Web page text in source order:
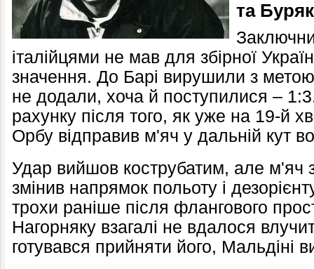
та
італійцями не мав для збірної
значення. До Барі вирушили з
не додали, хоча й поступилися –
рахунку після того, як уже на 19-й
Орбу відправив м'яч у дальній кут
Удар вийшов кострубатим, але м'яч
змінив напрямок польоту і
трохи раніше після флангового
Нагорняку взагалі не вдалося
готувався прийняти його, Мальдіні